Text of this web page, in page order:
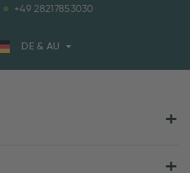
+49 28217853030
DE & AU